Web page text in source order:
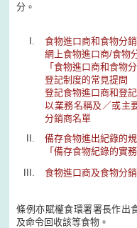
分。
食物進口商和食物分
網上食物進口商/食物
「食物進口商和食物
登記制度的常見提問
登記食物進口商和登
以業務名稱及／或主
分銷商名單
備存食物進出紀錄的
「備存食物紀錄的實務
食物進口商及食物分
條例亦賦權食環署署長作出
及命令回收該等食物。